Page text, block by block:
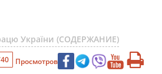
України (СОДЕРЖАНИЕ)
Просмотров